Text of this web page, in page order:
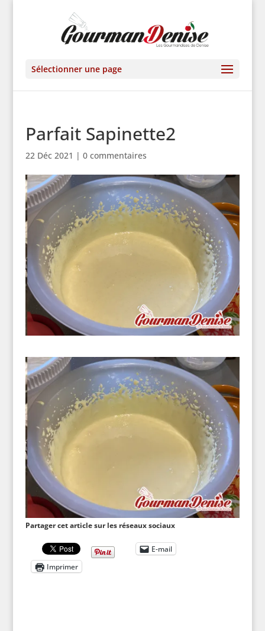
Sélectionner une page
Parfait Sapinette2
22 Déc 2021 | 0 commentaires
Partager cet article sur les réseaux sociaux
E-mail
Imprimer